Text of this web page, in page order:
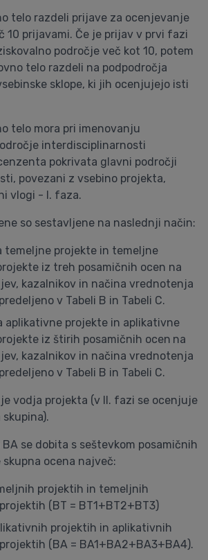
telo razdeli prijave za ocenjevanje
10 prijavami. Če je prijav v prvi fazi
področje več kot 10, potem
telo razdeli na podpodročja
sklope, ki jih ocenjujejo isti
telo mora pri imenovanju
interdisciplinarnosti
pokrivata glavni področji
povezani z vsebino projekta,
vlogi - I. faza.
so sestavljene na naslednji način:
temeljne projekte in temeljne
iz treh posamičnih ocen na
kazalnikov in načina vrednotenja
v Tabeli B in Tabeli C.
aplikativne projekte in aplikativne
iz štirih posamičnih ocen na
kazalnikov in načina vrednotenja
v Tabeli B in Tabeli C.
vodja projekta (v II. fazi se ocenjuje
se dobita s seštevkom posamičnih
ocena največ:
projektih in temeljnih
(BT = BT1+BT2+BT3)
projektih in aplikativnih
(BA = BA1+BA2+BA3+BA4).